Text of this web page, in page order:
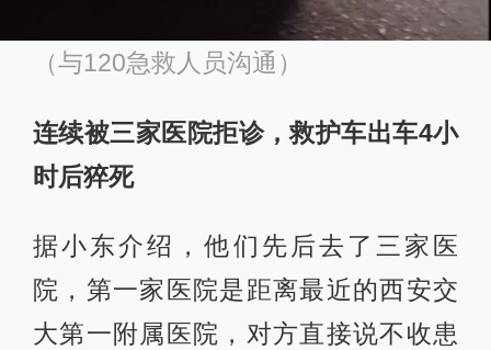
（与120急救人员沟通）
连续被三家医院拒诊，救护车出车4小
时后猝死
据小东介绍，他们先后去了三家医
院，第一家医院是距离最近的西安交
大第一附属医院，对方直接说不收患